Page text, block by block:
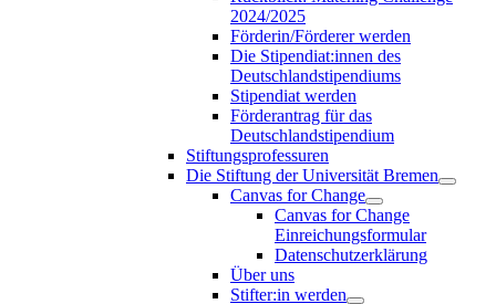
2024/2025
Förderin/Förderer werden
Die Stipendiat:innen des
Deutschlandstipendiums
Stipendiat werden
Förderantrag für das
Deutschlandstipendium
Stiftungsprofessuren
Die Stiftung der Universität Bremen
Canvas for Change
Canvas for Change
Einreichungsformular
Datenschutzerklärung
Über uns
Stifter:in werden